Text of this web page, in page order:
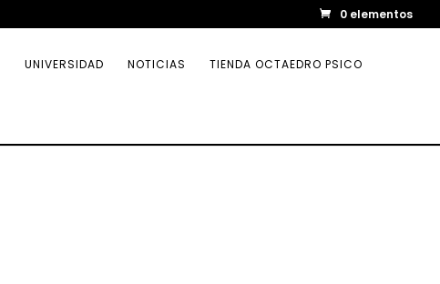
0 elementos
UNIVERSIDAD NOTICIAS TIENDA OCTAEDRO PSICO